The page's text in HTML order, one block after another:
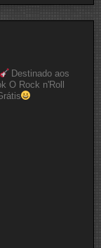
Destinado aos
O Rock n'Roll